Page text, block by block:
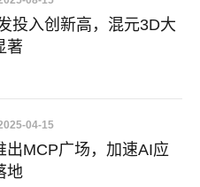
投入创新高，混元3D大
著
04-15
出MCP广场，加速AI应
地